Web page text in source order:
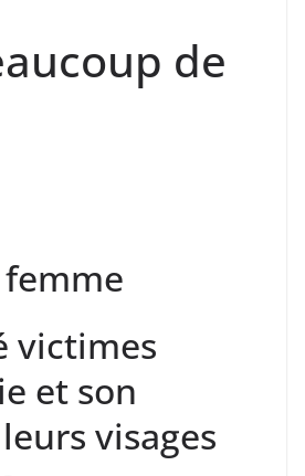
de
victimes
et son
visages